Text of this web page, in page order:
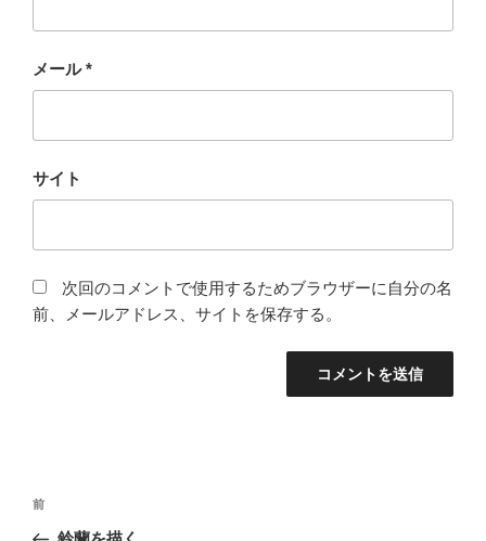
メール*
サイト
次回のコメントで使用するためブラウザーに自分の名
前、メールアドレス、サイトを保存する。
投
過
去
前